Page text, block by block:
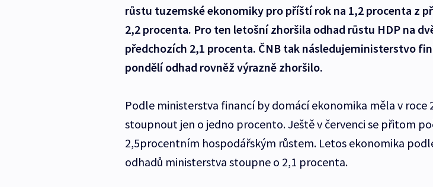
růstu tuzemské ekonomiky pro příští rok na 1,2 procenta z
2,2 procenta. Pro ten letošní zhoršila odhad růstu HDP na
předchozích 2,1 procenta. ČNB tak následujeministerstvo
pondělí odhad rovněž výrazně zhoršilo.
Podle ministerstva financí by domácí ekonomika měla v roce
stoupnout jen o jedno procento. Ještě v červenci se přitom
2,5procentním hospodářským růstem. Letos ekonomika
odhadů ministerstva stoupne o 2,1 procenta.